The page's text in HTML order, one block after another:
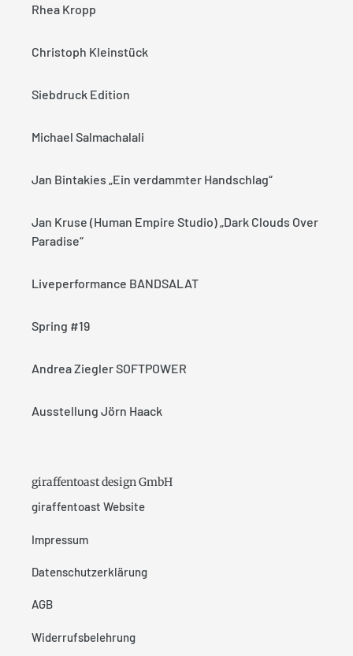
Rhea Kropp
Christoph Kleinstück
Siebdruck Edition
Michael Salmachalali
Jan Bintakies „Ein verdammter Handschlag“
Jan Kruse (Human Empire Studio) „Dark Clouds Over
Paradise“
Liveperformance BANDSALAT
Spring #19
Andrea Ziegler SOFTPOWER
Ausstellung Jörn Haack
giraffentoast design GmbH
giraffentoast Website
Impressum
Datenschutzerklärung
AGB
Widerrufsbelehrung